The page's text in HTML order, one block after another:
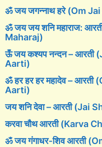
ॐ जय जगन्नाथ हरे (Om
ॐ जय जय शनि महाराज:
Maharaj)
ऊँ जय कश्यप नन्दन – आरती
Aarti)
ॐ हर हर हर महादेव –
Aarti)
जय शनि देवा – आरती (Jai
करवा चौथ आरती (Karva
ॐ जय गंगाधर-शिव आरती